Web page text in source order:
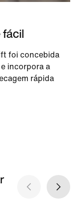
foi concebida
incorpora a
rápida